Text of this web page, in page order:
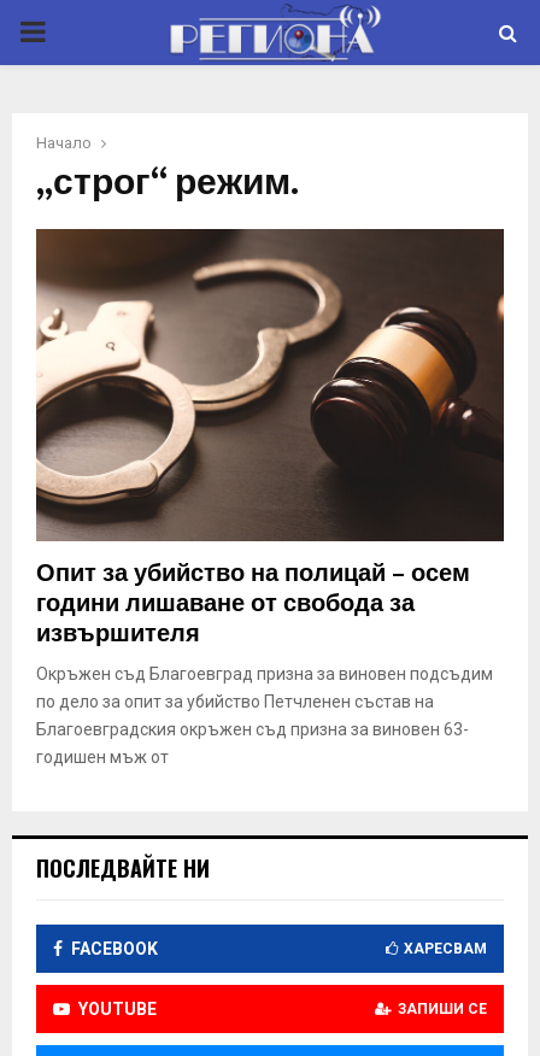
P
M
A
R
Y
M
N
U
Начало
„строг“ режим.
Опит за убийство на полицай – осем
години лишаване от свобода за
извършителя
Окръжен съд Благоевград призна за виновен подсъдим
по дело за опит за убийство Петчленен състав на
Благоевградския окръжен съд призна за виновен 63-
годишен мъж от
ПОСЛЕДВАЙТЕ НИ
FACEBOOK ХАРЕСВАМ
YOUTUBE ЗАПИШИ СЕ